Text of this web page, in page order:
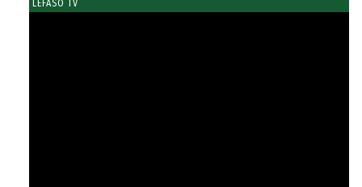
LEFASO TV